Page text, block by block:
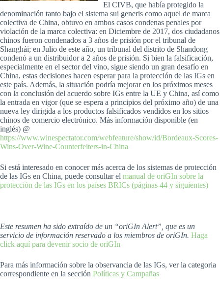
El CIVB, que había protegido la
denominación tanto bajo el sistema sui generis como aquel de marca
colectiva de China, obtuvo en ambos casos condenas penales por
violación de la marca colectiva: en Diciembre de 2017, dos ciudadanos
chinos fueron condenados a 3 años de prisión por el tribunal de
Shanghái; en Julio de este año, un tribunal del distrito de Shandong
condenó a un distribuidor a 2 años de prisión. Si bien la falsificación,
especialmente en el sector del vino, sigue siendo un gran desafío en
China, estas decisiones hacen esperar para la protección de las IGs en
este país. Además, la situación podría mejorar en los próximos meses
con la conclusión del acuerdo sobre IGs entre la UE y China, así como
la entrada en vigor (que se espera a principios del próximo año) de una
nueva ley dirigida a los productos falsificados vendidos en los sitios
chinos de comercio electrónico. Más información disponible (en
inglés) @
https://www.winespectator.com/webfeature/show/id/Bordeaux-Scores-
Wins-Over-Wine-Counterfeiters-in-China
Si está interesado en conocer más acerca de los sistemas de protección
de las IGs en China, puede consultar el manual de oriGIn sobre la
protección de las IGs en los países BRICs (páginas 44 y siguientes)
Este resumen ha sido extraído de un “oriGIn Alert”, que es un
servicio de información reservado a los miembros de oriGIn. Haga
click aquí para devenir socio de oriGIn
Para más información sobre la observancia de las IGs, ver la categoria
correspondiente en la sección Políticas y Campañas